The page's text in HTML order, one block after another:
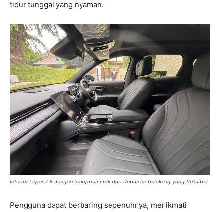
tidur tunggal yang nyaman.
Interior Lepas L8 dengan komposisi jok dari depan ke belakang yang fleksibel
Pengguna dapat berbaring sepenuhnya, menikmati